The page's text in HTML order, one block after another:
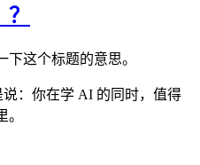
这个标题的意思。
：你在学 AI 的同时，值得